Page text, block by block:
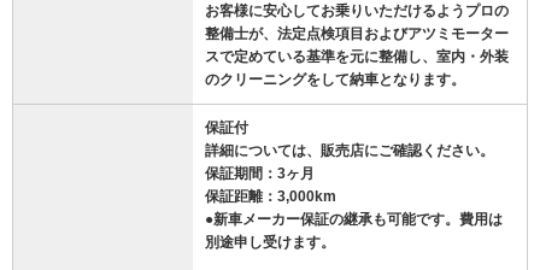
お客様に安心してお乗りいただけるようプロの
整備士が、法定点検項目およびアツミモーター
スで定めている基準を元に整備し、室内・外装
のクリーニングをして納車となります。
保証付
詳細については、販売店にご確認ください。
保証期間：3ヶ月
保証距離：3,000km
●新車メーカー保証の継承も可能です。費用は
別途申し受けます。